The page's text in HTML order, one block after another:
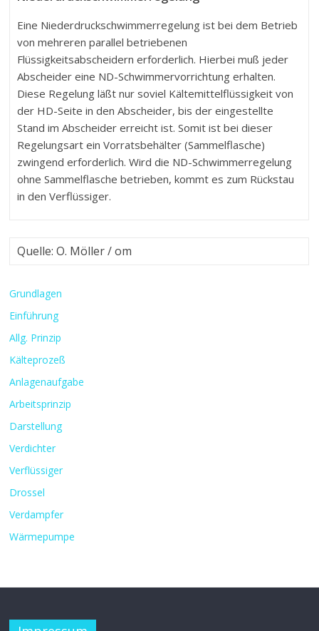
Eine Niederdruckschwimmerregelung ist bei dem Betrieb
von mehreren parallel betriebenen
Flüssigkeitsabscheidern erforderlich. Hierbei muß jeder
Abscheider eine ND-Schwimmervorrichtung erhalten.
Diese Regelung läßt nur soviel Kältemittelflüssigkeit von
der HD-Seite in den Abscheider, bis der eingestellte
Stand im Abscheider erreicht ist. Somit ist bei dieser
Regelungsart ein Vorratsbehälter (Sammelflasche)
zwingend erforderlich. Wird die ND-Schwimmerregelung
ohne Sammelflasche betrieben, kommt es zum Rückstau
in den Verflüssiger.
Quelle: O. Möller / om
Grundlagen
Einführung
Allg. Prinzip
Kälteprozeß
Anlagenaufgabe
Arbeitsprinzip
Darstellung
Verdichter
Verflüssiger
Drossel
Verdampfer
Wärmepumpe